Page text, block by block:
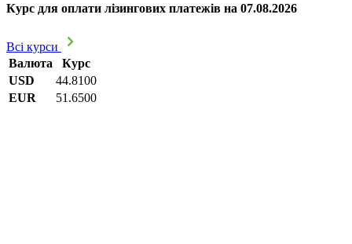
Курс для оплати лізингових платежів на 07.08.2026
Всі курси
Валюта
Курс
USD
44.8100
EUR
51.6500